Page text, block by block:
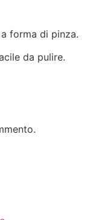
forma di pinza.
da pulire.